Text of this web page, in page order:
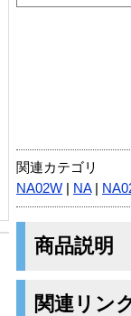
関連カテゴリ
NA02W
NA|
商品説明
関連リン